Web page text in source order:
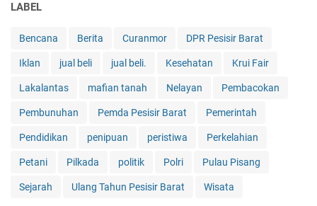
LABEL
Bencana Berita Curanmor DPR Pesisir Barat
Iklan jual beli jual beli. Kesehatan Krui Fair
Lakalantas mafian tanah Nelayan Pembacokan
Pembunuhan Pemda Pesisir Barat Pemerintah
Pendidikan penipuan peristiwa Perkelahian
Petani Pilkada politik Polri Pulau Pisang
Sejarah Ulang Tahun Pesisir Barat Wisata